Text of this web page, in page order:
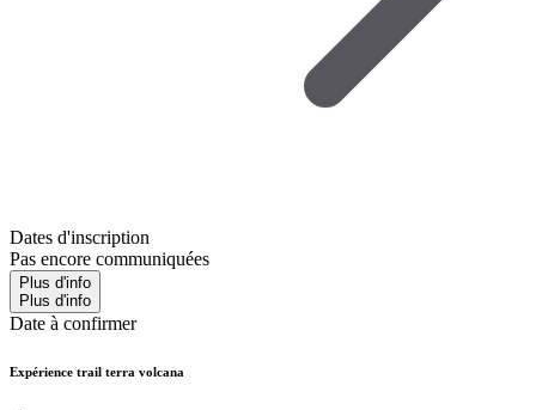
Dates d'inscription
Pas encore communiquées
Plus d'info
Plus d'info
Date à confirmer
Expérience trail terra volcana